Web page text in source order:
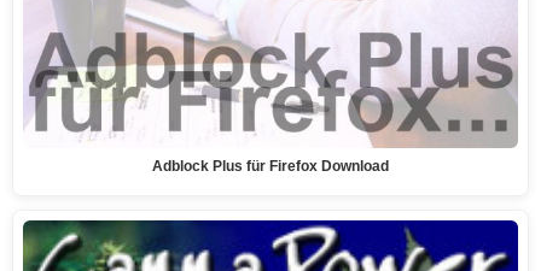
Adblock Plus für Firefox Download